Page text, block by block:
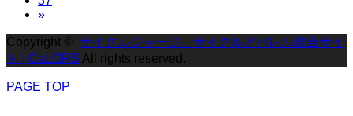
»
Copyright © サイクルジャージ、サイクルアパレル総合サイ
ト | CaLORS All rights reserved.
PAGE TOP